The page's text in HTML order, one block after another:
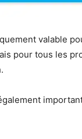
valable
pour tous les